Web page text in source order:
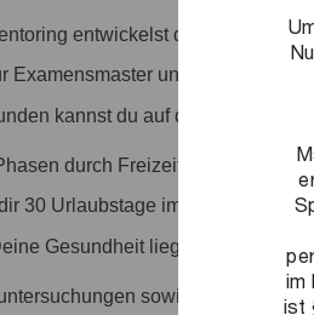
im
ist
entwickelst du dich stetig
Examensmaster und
kannst du auf deinem
durch Freizeit ausgleichen.
30 Urlaubstage im Kalenderjahr
Gesundheit liegt uns am
sowie